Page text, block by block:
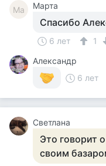
Ма Марта
Спасибо
6 лет
1
Александр
6 лет
Светлана
Это говорит
своим